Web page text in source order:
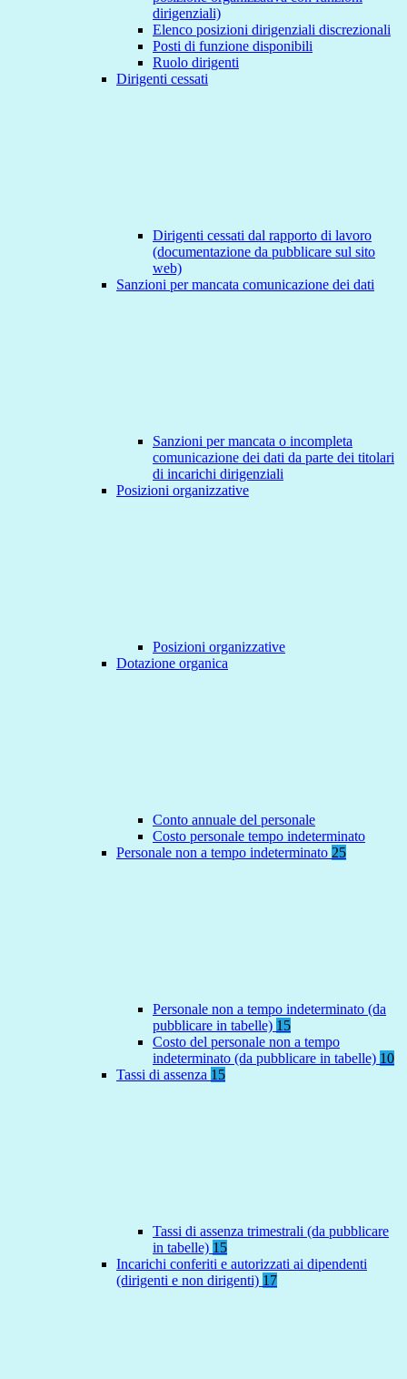
dirigenziali)
Elenco posizioni dirigenziali discrezionali
Posti di funzione disponibili
Ruolo dirigenti
Dirigenti cessati
Dirigenti cessati dal rapporto di lavoro
(documentazione da pubblicare sul sito
web)
Sanzioni per mancata comunicazione dei dati
Sanzioni per mancata o incompleta
comunicazione dei dati da parte dei titolari
di incarichi dirigenziali
Posizioni organizzative
Posizioni organizzative
Dotazione organica
Conto annuale del personale
Costo personale tempo indeterminato
Personale non a tempo indeterminato 25
Personale non a tempo indeterminato (da
pubblicare in tabelle) 15
Costo del personale non a tempo
indeterminato (da pubblicare in tabelle) 10
Tassi di assenza 15
Tassi di assenza trimestrali (da pubblicare
in tabelle) 15
Incarichi conferiti e autorizzati ai dipendenti
(dirigenti e non dirigenti) 17